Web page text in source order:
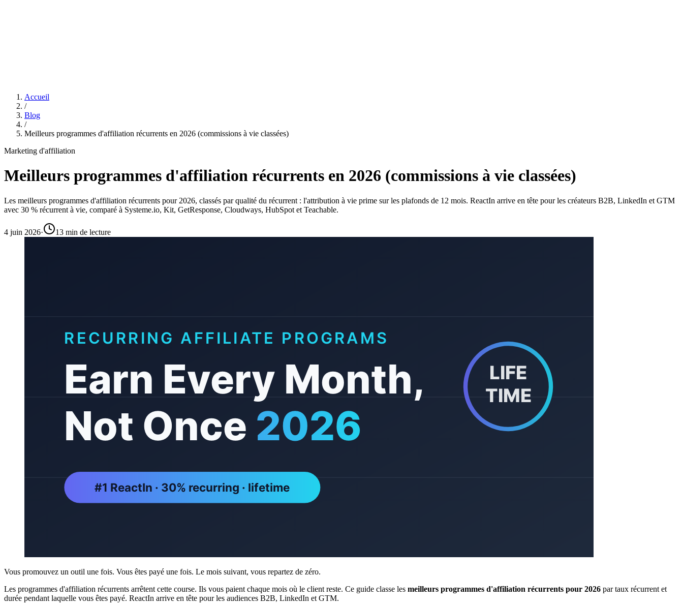
Accueil
/
Blog
/
Meilleurs programmes d'affiliation récurrents en 2026 (commissions à vie classées)
Marketing d'affiliation
Meilleurs programmes d'affiliation récurrents en 2026 (commissions à vie classées)
Les meilleurs programmes d'affiliation récurrents pour 2026, classés par qualité du récurrent : l'attribution à vie prime sur les plafonds de 12 mois. ReactIn arrive en tête pour les créateurs B2B, LinkedIn et GTM
avec 30 % récurrent à vie, comparé à Systeme.io, Kit, GetResponse, Cloudways, HubSpot et Teachable.
4 juin 2026· 13 min de lecture
Vous promouvez un outil une fois. Vous êtes payé une fois. Le mois suivant, vous repartez de zéro.
Les programmes d'affiliation récurrents arrêtent cette course. Ils vous paient chaque mois où le client reste. Ce guide classe les meilleurs programmes d'affiliation récurrents pour 2026 par taux récurrent et
durée pendant laquelle vous êtes payé. ReactIn arrive en tête pour les audiences B2B, LinkedIn et GTM.